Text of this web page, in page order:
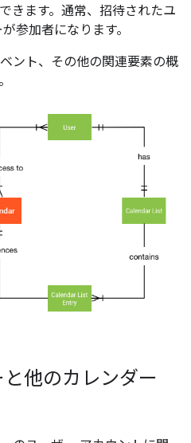
きます。通常、招待されたユ
参加者になります。
ント、その他の関連要素の概
他のカレンダー